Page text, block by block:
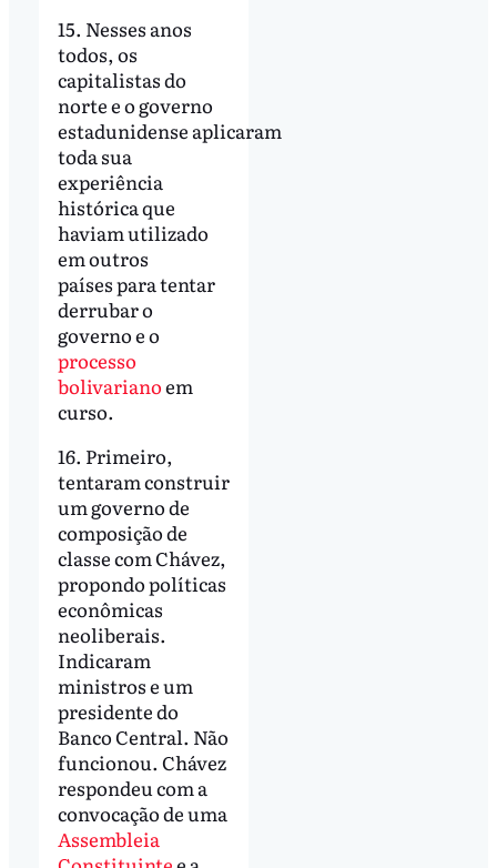
15. Nesses anos
todos, os
capitalistas do
norte e o governo
estadunidense aplicaram
toda sua
experiência
histórica que
haviam utilizado
em outros
países para tentar
derrubar o
governo e o
processo
bolivarianoem
curso.
16. Primeiro,
tentaram construir
um governo de
composição de
classe com Chávez,
propondo políticas
econômicas
neoliberais.
Indicaram
ministros e um
presidente do
Banco Central. Não
funcionou. Chávez
respondeu com a
convocação de uma
Assembleia